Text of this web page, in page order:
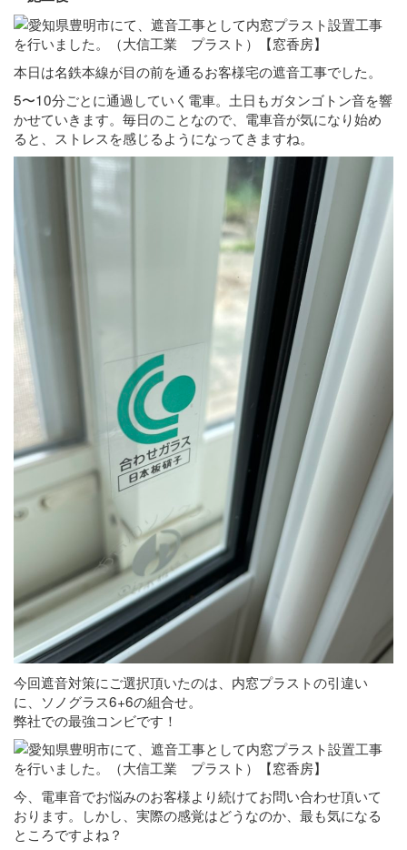
本日は名鉄本線が目の前を通るお客様宅の遮音工事でした。
5〜10分ごとに通過していく電車。土日もガタンゴトン音を響
かせていきます。毎日のことなので、電車音が気になり始め
ると、ストレスを感じるようになってきますね。
今回遮音対策にご選択頂いたのは、内窓プラストの引違い
に、ソノグラス6+6の組合せ。
弊社での最強コンビです！
今、電車音でお悩みのお客様より続けてお問い合わせ頂いて
おります。しかし、実際の感覚はどうなのか、最も気になる
ところですよね？